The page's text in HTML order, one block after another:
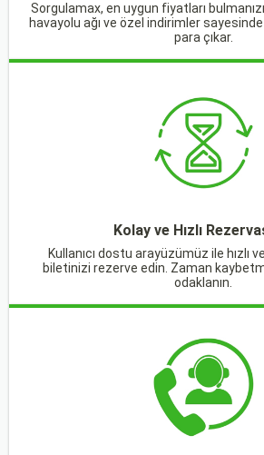
Sorgulamax, en uygun fiyatları
havayolu ağı ve özel indirimler
para çıkar.
Kolay ve Hızlı
Kullanıcı dostu arayüzümüz ile hızlı
biletinizi rezerve edin. Zaman
odaklanın.